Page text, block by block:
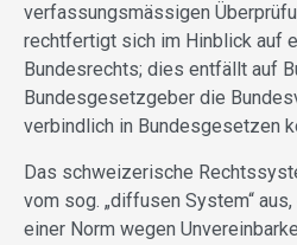
verfassungsmässigen
rechtfertigt sich im Hinblick auf
Bundesrechts; dies entfällt auf
Bundesgesetzgeber die
verbindlich in Bundesgesetzen
Das schweizerische
vom sog. „diffusen System“
einer Norm wegen